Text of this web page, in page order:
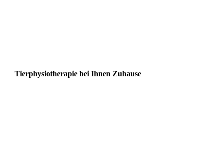
Tierphysiotherapie bei Ihnen Zuhause